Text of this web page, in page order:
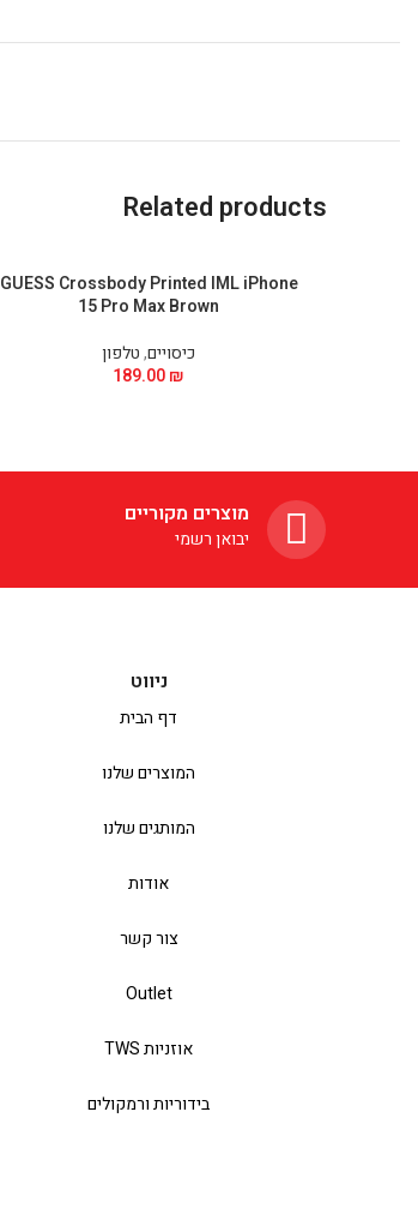
Related products
GUESS Crossbody Printed IML iPhone
15 Pro Max Brown
כיסויים,טלפון
189.00₪
מוצרים מקוריים
יבואן רשמי
ניווט
דף הבית
המוצרים שלנו
המותגים שלנו
אודות
צור קשר
Outlet
אוזניות TWS
בידוריות ורמקולים